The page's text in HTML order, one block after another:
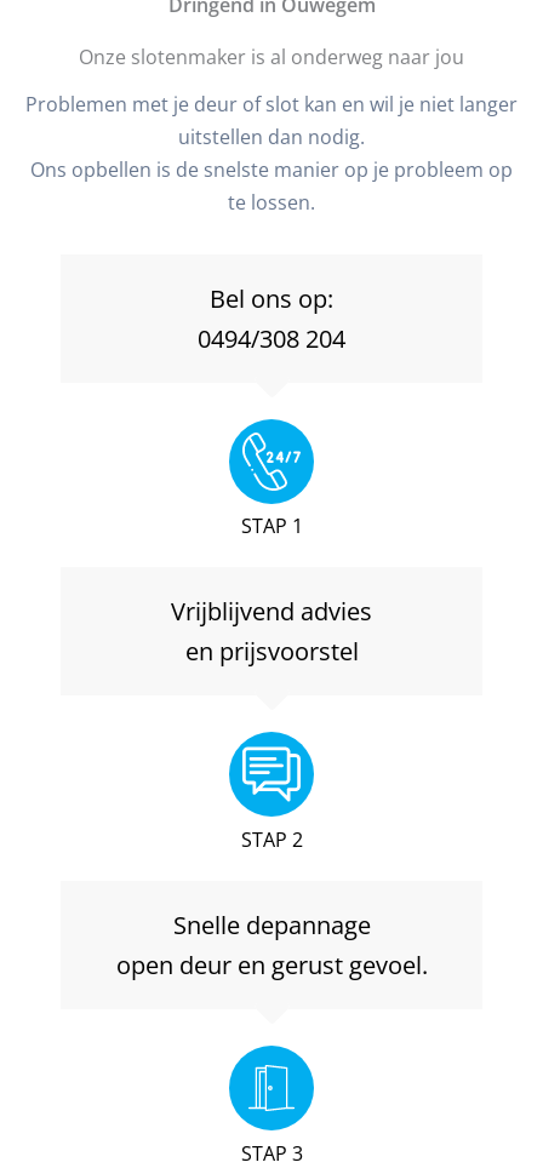
Onze slotenmaker is al onderweg naar jou
Problemen met je deur of slot kan en wil je niet langer
uitstellen dan nodig.
Ons opbellen is de snelste manier op je probleem op
te lossen.
Bel ons op:
0494/308 204
STAP 1
Vrijblijvend advies
en prijsvoorstel
STAP 2
Snelle depannage
open deur en gerust gevoel.
STAP 3